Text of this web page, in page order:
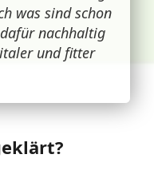
was sind schon
nachhaltig
und fitter